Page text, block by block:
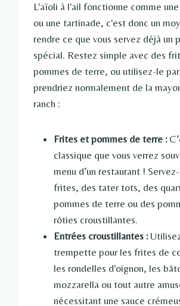
L'aïoli à l'ail fonctionne comme
ou une tartinade, c'est donc un
rendre ce que vous servez déjà un
spécial. Restez simple avec des
pommes de terre, ou utilisez-le
prendriez normalement de la
ranch :
Frites et pommes de terre :
classique que vous verrez
menu d’un restaurant !
frites, des tater tots, des
pommes de terre ou des
rôties croustillantes.
Entrées croustillantes :
trempette pour les frites de
les rondelles d'oignon, les
mozzarella ou tout autre
nécessitant une sauce